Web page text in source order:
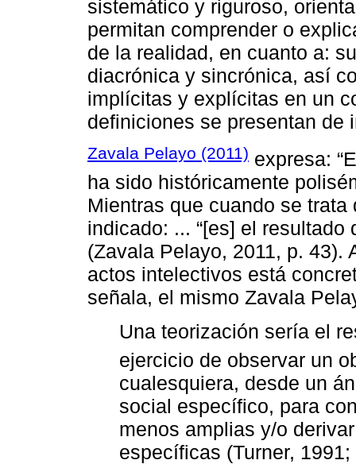
sistemático y riguroso,
permitan comprender o
de la realidad, en cuanto a:
diacrónica y sincrónica, así
implícitas y explícitas en un
definiciones se presentan de
Zavala Pelayo (2011) expresa:
ha sido históricamente
Mientras que cuando se
indicado: ... “[es] el
(Zavala Pelayo, 2011, p. 43).
actos intelectivos está
señala, el mismo Zavala
Una teorización sería el
ejercicio de observar un
cualesquiera, desde un
social específico, para
menos amplias y/o
específicas (Turner,